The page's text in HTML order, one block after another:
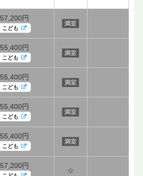
57,200円
こども
満室
55,400円
こども
満室
55,400円
こども
満室
55,400円
こども
満室
55,400円
こども
満室
57,200円
☆